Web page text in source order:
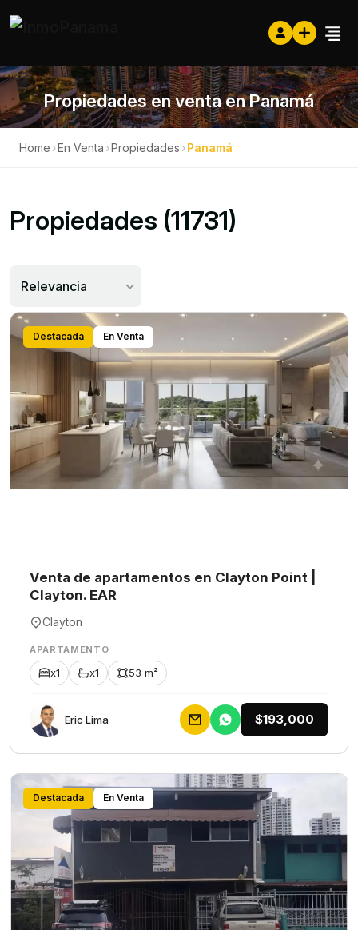
Propiedades en venta en Panamá
Home ›En Venta ›Propiedades ›Panamá
Propiedades (11731)
Relevancia
Destacada En Venta
Venta de apartamentos en Clayton Point |
Clayton. EAR
Clayton
APARTAMENTO
x1 x1 53 m²
Eric Lima $193,000
Destacada En Venta